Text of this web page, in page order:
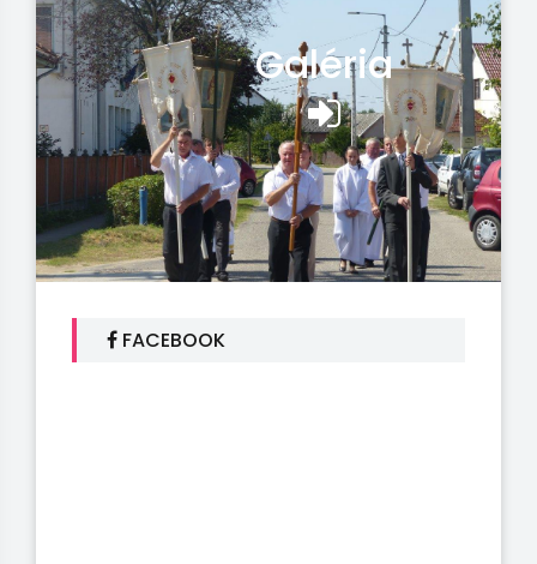
Galéria
FACEBOOK